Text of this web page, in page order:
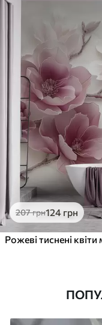
207грн124 грн